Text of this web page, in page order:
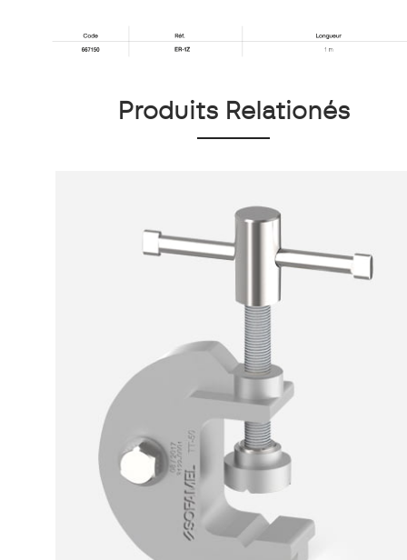
Produits Relationés